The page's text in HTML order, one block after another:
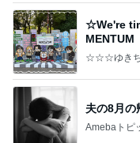
☆We're
MENTUM
☆☆☆ゆき
夫の8月の
Amebaトピ